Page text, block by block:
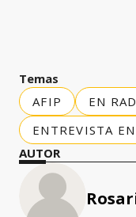
Temas
AFIP
EN
ENTREVISTA
AUTOR